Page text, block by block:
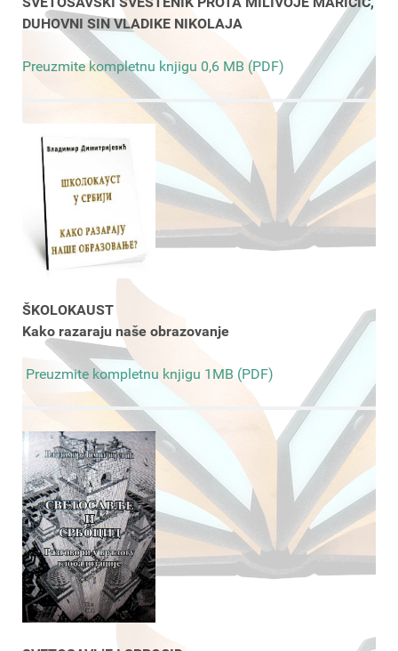
DUHOVNI SIN VLADIKE NIKOLAJA
Preuzmite kompletnu knjigu 0,6 MB (PDF)
ŠKOLOKAUST
Kako razaraju naše obrazovanje
Preuzmite kompletnu knjigu 1MB (PDF)